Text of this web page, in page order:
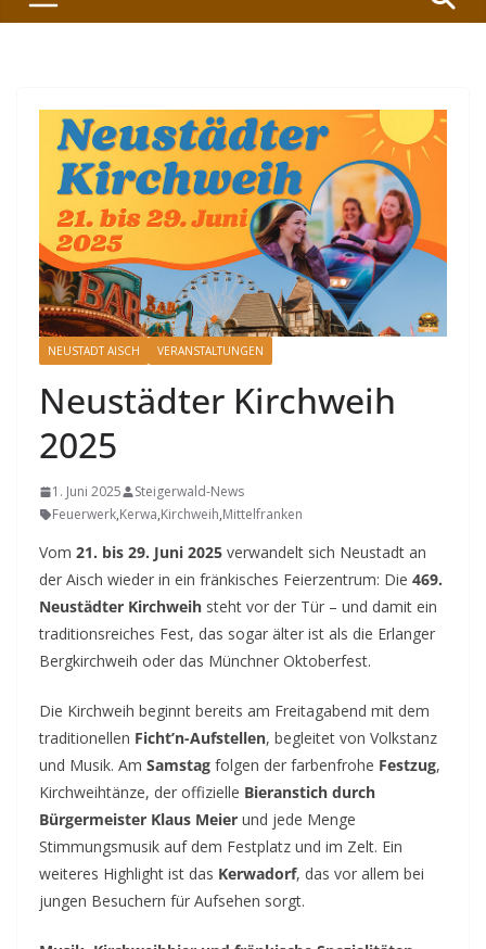
NEUSTADT AISCH VERANSTALTUNGEN
Neustädter Kirchweih
2025
1. Juni 2025
Steigerwald-News
Feuerwerk,Kerwa,Kirchweih,Mittelfranken
Vom 21. bis 29. Juni 2025 verwandelt sich Neustadt an
der Aisch wieder in ein fränkisches Feierzentrum: Die 469.
Neustädter Kirchweih steht vor der Tür – und damit ein
traditionsreiches Fest, das sogar älter ist als die Erlanger
Bergkirchweih oder das Münchner Oktoberfest.
Die Kirchweih beginnt bereits am Freitagabend mit dem
traditionellen Ficht’n-Aufstellen, begleitet von Volkstanz
und Musik. Am Samstag folgen der farbenfrohe Festzug,
Kirchweihtänze, der offizielle Bieranstich durch
Bürgermeister Klaus Meier und jede Menge
Stimmungsmusik auf dem Festplatz und im Zelt. Ein
weiteres Highlight ist das Kerwadorf, das vor allem bei
jungen Besuchern für Aufsehen sorgt.